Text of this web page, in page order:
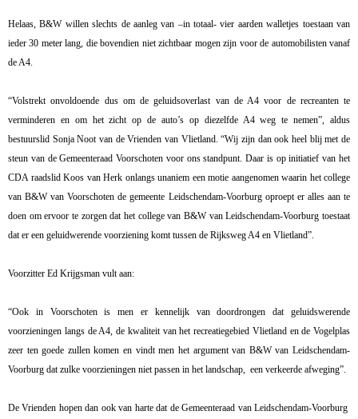
Helaas, B&W willen slechts de aanleg van –in totaal- vier aarden walletjes toestaan van
ieder 30 meter lang, die bovendien niet zichtbaar mogen zijn voor de automobilisten vanaf
de A4.
“Volstrekt onvoldoende dus om de geluidsoverlast van de A4 voor de recreanten te
verminderen en om het zicht op de auto’s op diezelfde A4 weg te nemen”, aldus
bestuurslid Sonja Noot van de Vrienden van Vlietland. “Wij zijn dan ook heel blij met de
steun van de Gemeenteraad Voorschoten voor ons standpunt. Daar is op initiatief van het
CDA raadslid Koos van Herk onlangs unaniem een motie aangenomen waarin het college
van B&W van Voorschoten de gemeente Leidschendam-Voorburg oproept er alles aan te
doen om ervoor te zorgen dat het college van B&W van Leidschendam-Voorburg toestaat
dat er een geluidwerende voorziening komt tussen de Rijksweg A4 en Vlietland”.
Voorzitter Ed Krijgsman vult aan:
“Ook in Voorschoten is men er kennelijk van doordrongen dat geluidswerende
voorzieningen langs de A4, de kwaliteit van het recreatiegebied Vlietland en de Vogelplas
zeer ten goede zullen komen en vindt men het argument van B&W van Leidschendam-
Voorburg dat zulke voorzieningen niet passen in het landschap, een verkeerde afweging”.
De Vrienden hopen dan ook van harte dat de Gemeenteraad van Leidschendam-Voorburg